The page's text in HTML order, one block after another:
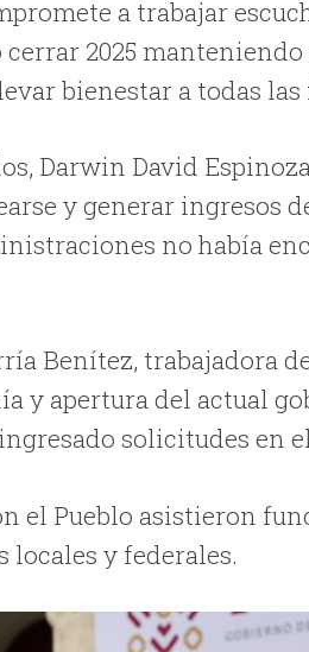
a trabajar
cerrar 2025
bienestar a todas las
Darwin David
y generar ingresos
no había
Benítez, trabajadora
y apertura del actual
solicitudes en
el Pueblo asistieron
locales y federales.